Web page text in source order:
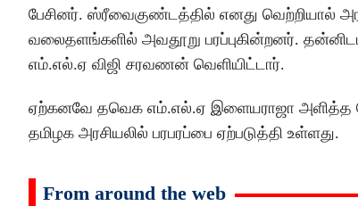
பேசினர். ஸ்ரீவைகுண்டத்தில் எனது வெற்றியால்
வலைதளங்களில் அவதூறு பரப்புகின்றனர்.
எம்.எல்.ஏ விஜி சரவணன் வெளியிட்டார்.
ஏற்கனவே தவெக எம்.எல்.ஏ இளையராஜா அளித்த
தமிழக அரசியலில் பரபரப்பை ஏற்படுத்தி உள்ளது.
From around the web